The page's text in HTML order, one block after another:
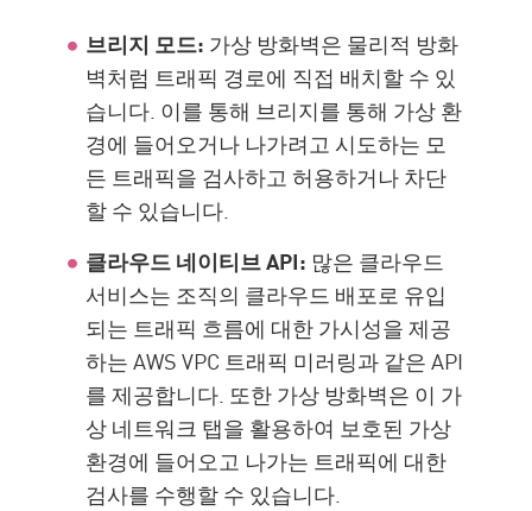
브리지 모드: 가상 방화벽은 물리적 방화
벽처럼 트래픽 경로에 직접 배치할 수 있
습니다. 이를 통해 브리지를 통해 가상 환
경에 들어오거나 나가려고 시도하는 모
든 트래픽을 검사하고 허용하거나 차단
할 수 있습니다.
클라우드 네이티브 API: 많은 클라우드
서비스는 조직의 클라우드 배포로 유입
되는 트래픽 흐름에 대한 가시성을 제공
하는 AWS VPC 트래픽 미러링과 같은 API
를 제공합니다. 또한 가상 방화벽은 이 가
상 네트워크 탭을 활용하여 보호된 가상
환경에 들어오고 나가는 트래픽에 대한
검사를 수행할 수 있습니다.